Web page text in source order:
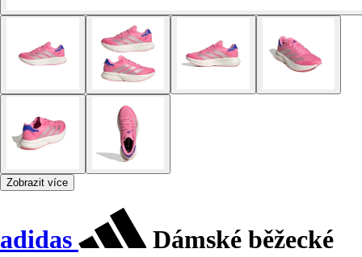
Zobrazit více
adidas
Dámské běžecké